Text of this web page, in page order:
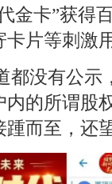
金卡”获得
片等刺激
都没有公示
的所谓股
而至，还